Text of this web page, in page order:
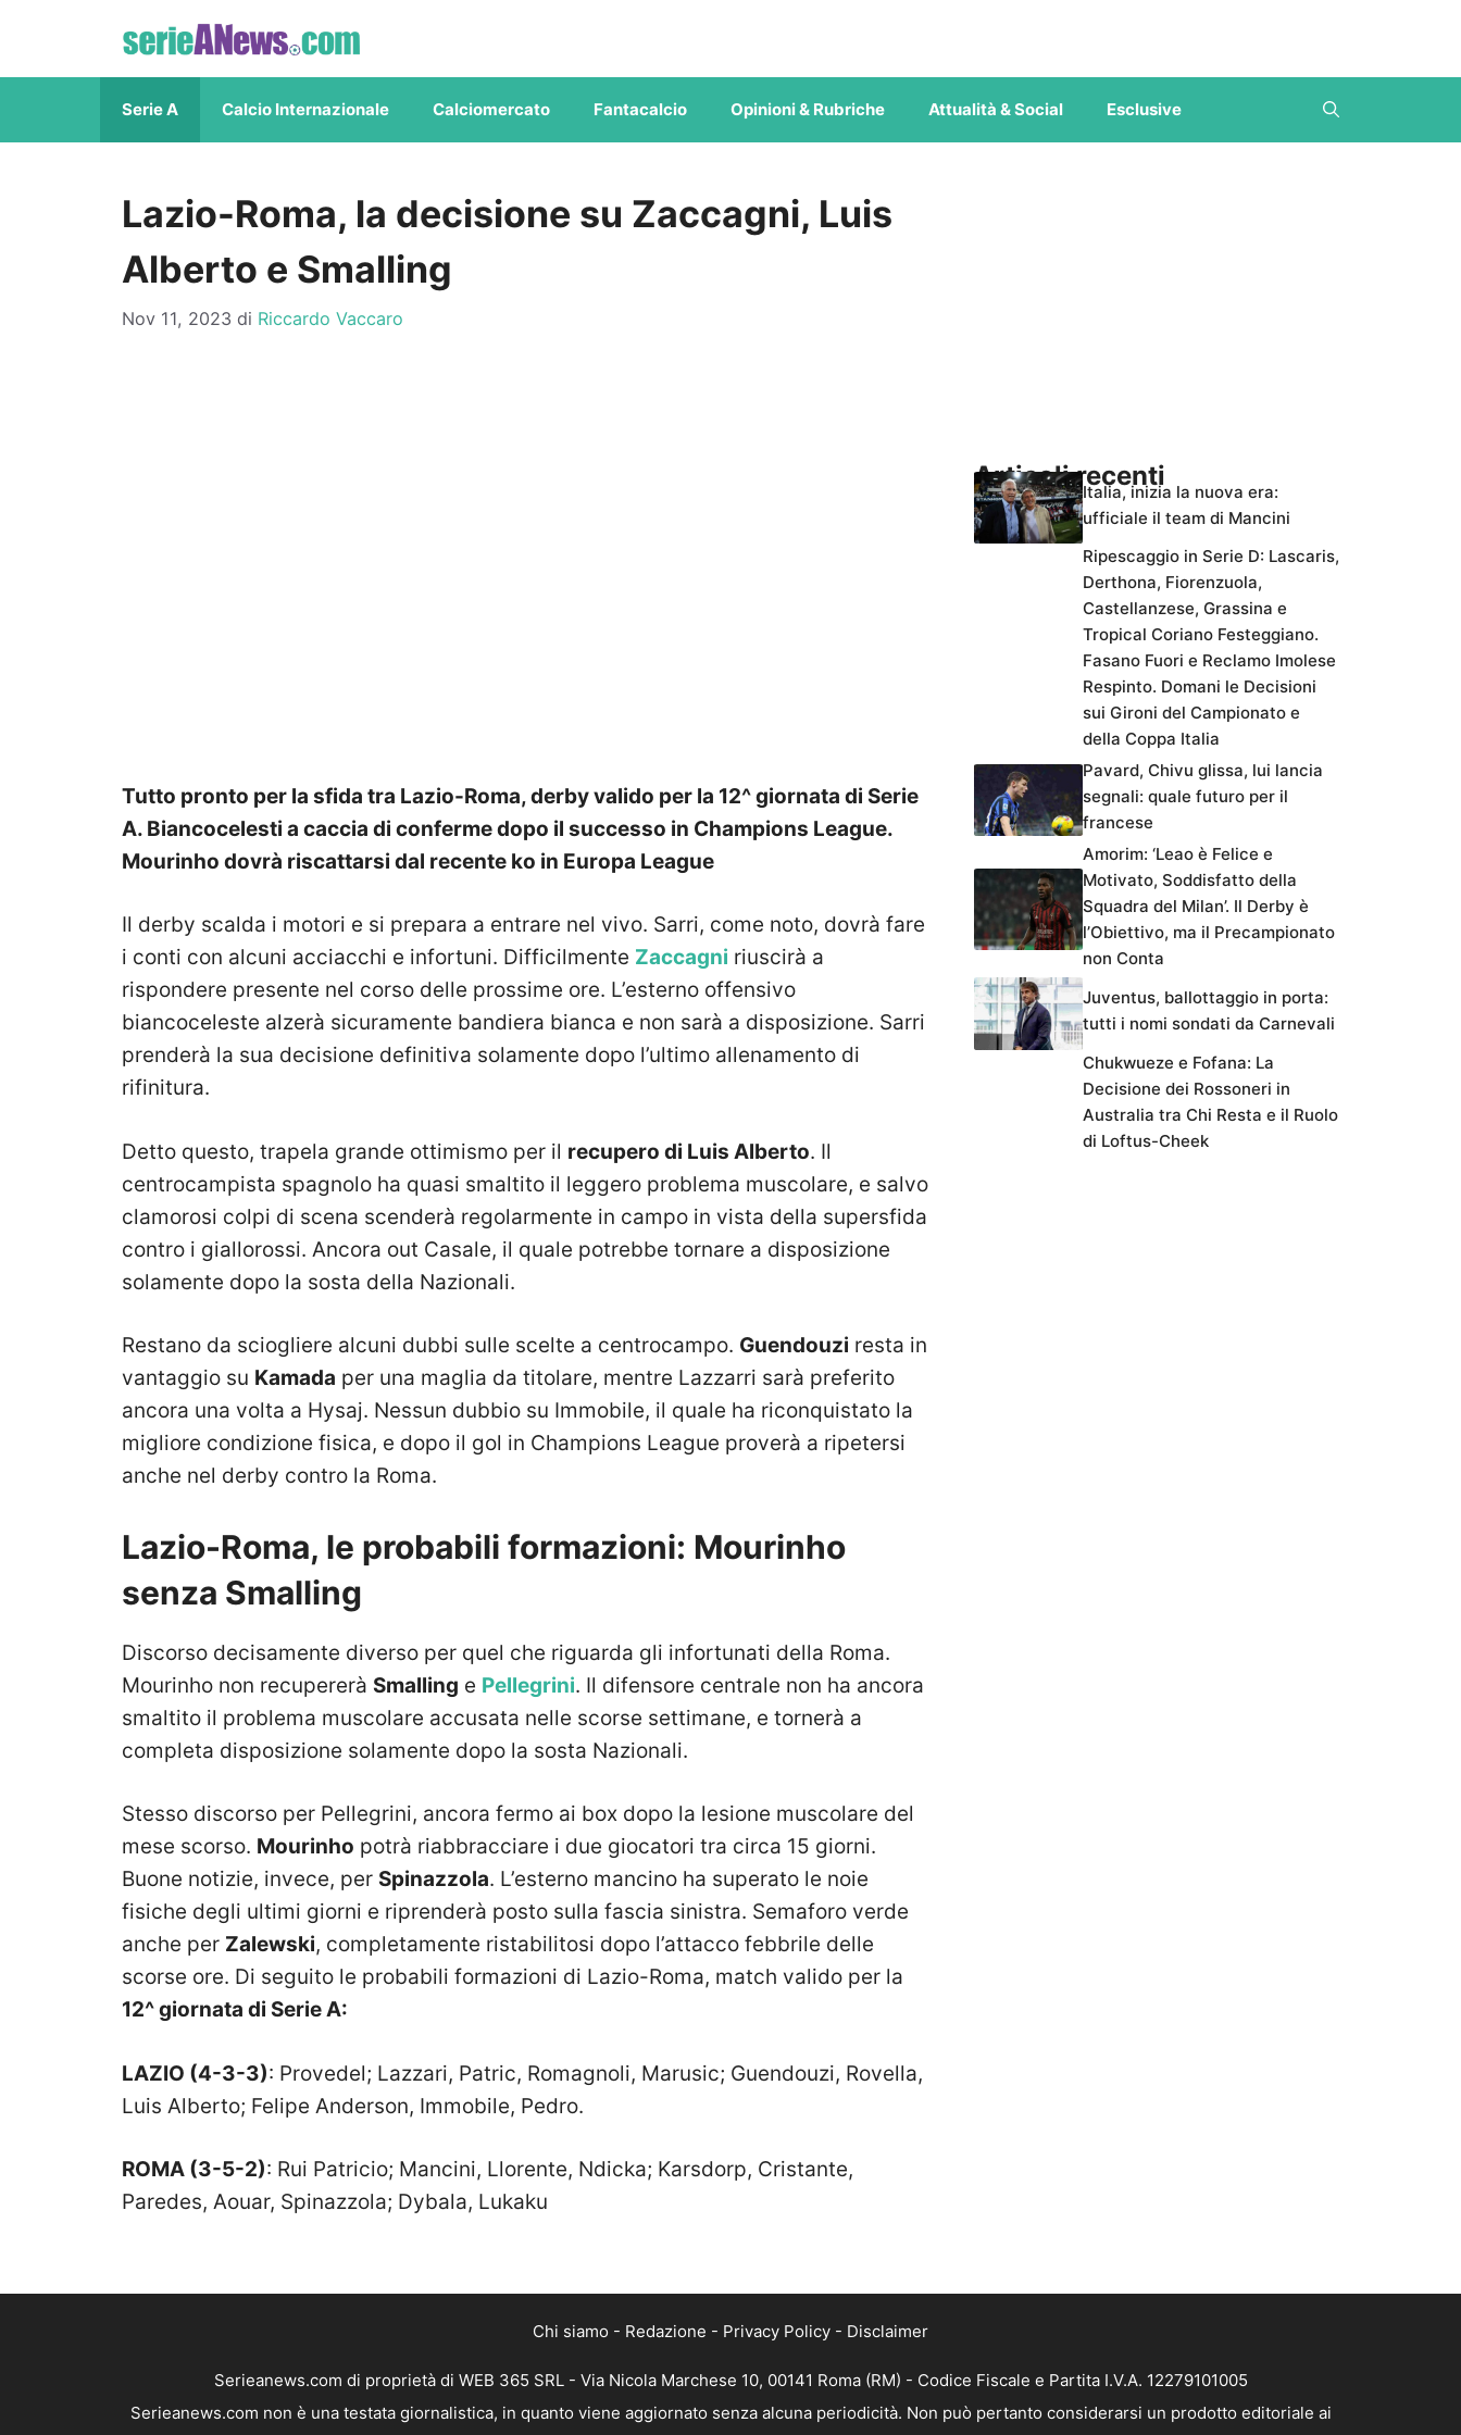
contenuto
Serie A Calcio Internazionale Calciomercato Fantacalcio Opinioni & Rubriche Attualità & Social Esclusive
Lazio-Roma, la decisione su Zaccagni, Luis
Alberto e Smalling
Nov 11, 2023 di Riccardo Vaccaro
Tutto pronto per la sfida tra Lazio-Roma, derby valido per la 12^ giornata di Serie
A. Biancocelesti a caccia di conferme dopo il successo in Champions League.
Mourinho dovrà riscattarsi dal recente ko in Europa League
Il derby scalda i motori e si prepara a entrare nel vivo. Sarri, come noto, dovrà fare
i conti con alcuni acciacchi e infortuni. Difficilmente Zaccagni riuscirà a
rispondere presente nel corso delle prossime ore. L’esterno offensivo
biancoceleste alzerà sicuramente bandiera bianca e non sarà a disposizione. Sarri
prenderà la sua decisione definitiva solamente dopo l’ultimo allenamento di
rifinitura.
Detto questo, trapela grande ottimismo per il recupero di Luis Alberto. Il
centrocampista spagnolo ha quasi smaltito il leggero problema muscolare, e salvo
clamorosi colpi di scena scenderà regolarmente in campo in vista della supersfida
contro i giallorossi. Ancora out Casale, il quale potrebbe tornare a disposizione
solamente dopo la sosta della Nazionali.
Restano da sciogliere alcuni dubbi sulle scelte a centrocampo. Guendouzi resta in
vantaggio su Kamada per una maglia da titolare, mentre Lazzarri sarà preferito
ancora una volta a Hysaj. Nessun dubbio su Immobile, il quale ha riconquistato la
migliore condizione fisica, e dopo il gol in Champions League proverà a ripetersi
anche nel derby contro la Roma.
Lazio-Roma, le probabili formazioni: Mourinho
senza Smalling
Discorso decisamente diverso per quel che riguarda gli infortunati della Roma.
Mourinho non recupererà Smalling e Pellegrini. Il difensore centrale non ha ancora
smaltito il problema muscolare accusata nelle scorse settimane, e tornerà a
completa disposizione solamente dopo la sosta Nazionali.
Stesso discorso per Pellegrini, ancora fermo ai box dopo la lesione muscolare del
mese scorso. Mourinho potrà riabbracciare i due giocatori tra circa 15 giorni.
Buone notizie, invece, per Spinazzola. L’esterno mancino ha superato le noie
fisiche degli ultimi giorni e riprenderà posto sulla fascia sinistra. Semaforo verde
anche per Zalewski, completamente ristabilitosi dopo l’attacco febbrile delle
scorse ore. Di seguito le probabili formazioni di Lazio-Roma, match valido per la
12^ giornata di Serie A:
LAZIO (4-3-3): Provedel; Lazzari, Patric, Romagnoli, Marusic; Guendouzi, Rovella,
Luis Alberto; Felipe Anderson, Immobile, Pedro.
ROMA (3-5-2): Rui Patricio; Mancini, Llorente, Ndicka; Karsdorp, Cristante,
Paredes, Aouar, Spinazzola; Dybala, Lukaku
Articoli recenti
Italia, inizia la nuova era:
ufficiale il team di Mancini
Ripescaggio in Serie D: Lascaris,
Derthona, Fiorenzuola,
Castellanzese, Grassina e
Tropical Coriano Festeggiano.
Fasano Fuori e Reclamo Imolese
Respinto. Domani le Decisioni
sui Gironi del Campionato e
della Coppa Italia
Pavard, Chivu glissa, lui lancia
segnali: quale futuro per il
francese
Amorim: ‘Leao è Felice e
Motivato, Soddisfatto della
Squadra del Milan’. Il Derby è
l’Obiettivo, ma il Precampionato
non Conta
Juventus, ballottaggio in porta:
tutti i nomi sondati da Carnevali
Chukwueze e Fofana: La
Decisione dei Rossoneri in
Australia tra Chi Resta e il Ruolo
di Loftus-Cheek
Chi siamo - Redazione - Privacy Policy - Disclaimer
Serieanews.com di proprietà di WEB 365 SRL - Via Nicola Marchese 10, 00141 Roma (RM) - Codice Fiscale e Partita I.V.A. 12279101005
Serieanews.com non è una testata giornalistica, in quanto viene aggiornato senza alcuna periodicità. Non può pertanto considerarsi un prodotto editoriale ai